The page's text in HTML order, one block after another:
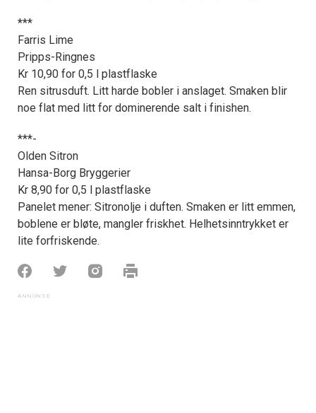
***
Farris Lime
Pripps-Ringnes
Kr 10,90 for 0,5 l plastflaske
Ren sitrusduft. Litt harde bobler i anslaget. Smaken blir
noe flat med litt for dominerende salt i finishen.
***-
Olden Sitron
Hansa-Borg Bryggerier
Kr 8,90 for 0,5 l plastflaske
Panelet mener: Sitronolje i duften. Smaken er litt emmen,
boblene er bløte, mangler friskhet. Helhetsinntrykket er
lite forfriskende.